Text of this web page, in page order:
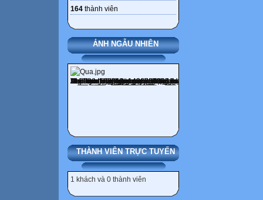
164 thành viên
ẢNH NGẪU NHIÊN
THÀNH VIÊN TRỰC TUYẾN
1 khách và 0 thành viên